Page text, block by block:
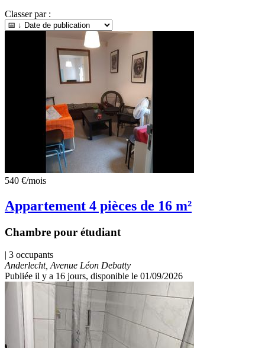
Classer par :
540 €/mois
Appartement 4 pièces de 16 m²
Chambre pour étudiant
| 3 occupants
Anderlecht, Avenue Léon Debatty
Publiée il y a 16 jours, disponible le 01/09/2026